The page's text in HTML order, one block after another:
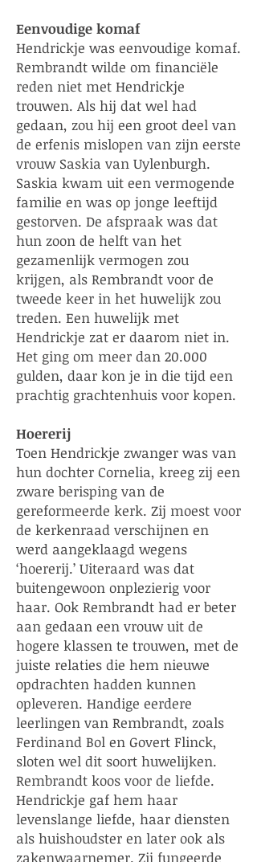
Eenvoudige komaf
Hendrickje was eenvoudige komaf.
Rembrandt wilde om financiële
reden niet met Hendrickje
trouwen. Als hij dat wel had
gedaan, zou hij een groot deel van
de erfenis mislopen van zijn eerste
vrouw Saskia van Uylenburgh.
Saskia kwam uit een vermogende
familie en was op jonge leeftijd
gestorven. De afspraak was dat
hun zoon de helft van het
gezamenlijk vermogen zou
krijgen, als Rembrandt voor de
tweede keer in het huwelijk zou
treden. Een huwelijk met
Hendrickje zat er daarom niet in.
Het ging om meer dan 20.000
gulden, daar kon je in die tijd een
prachtig grachtenhuis voor kopen.
Hoererij
Toen Hendrickje zwanger was van
hun dochter Cornelia, kreeg zij een
zware berisping van de
gereformeerde kerk. Zij moest voor
de kerkenraad verschijnen en
werd aangeklaagd wegens
‘hoererij.’ Uiteraard was dat
buitengewoon onplezierig voor
haar. Ook Rembrandt had er beter
aan gedaan een vrouw uit de
hogere klassen te trouwen, met de
juiste relaties die hem nieuwe
opdrachten hadden kunnen
opleveren. Handige eerdere
leerlingen van Rembrandt, zoals
Ferdinand Bol en Govert Flinck,
sloten wel dit soort huwelijken.
Rembrandt koos voor de liefde.
Hendrickje gaf hem haar
levenslange liefde, haar diensten
als huishoudster en later ook als
zakenwaarnemer. Zij fungeerde